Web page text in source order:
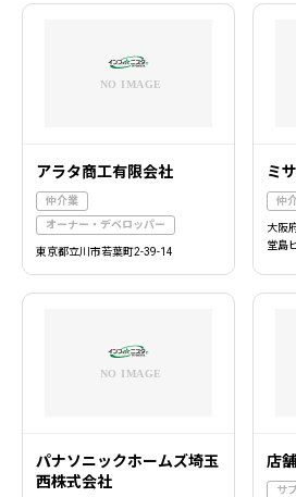
アラタ商工有限会社
仲介業
オーナー・デベロッパー
東京都立川市若葉町2-39-14
ミ
仲
大阪
堂島
パナソニックホームズ埼玉
西株式会社
店
サ